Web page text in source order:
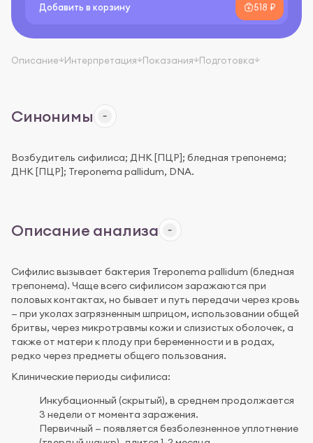
Добавить в корзину 518 ₽
Описание Интерпретация Показания Подготовка
Синонимы
Возбудитель сифилиса; ДНК [ПЦР]; бледная трепонема;
ДНК [ПЦР]; Treponema pallidum, DNA.
Описание анализа
Сифилис вызывает бактерия Treponema pallidum (бледная
трепонема). Чаще всего сифилисом заражаются при
половых контактах, но бывает и путь передачи через кровь
— при уколах загрязненным шприцом, использовании общей
бритвы, через микротравмы кожи и слизистых оболочек, а
также от матери к плоду при беременности и в родах,
редко через предметы общего пользования.
Клинические периоды сифилиса:
Инкубационный (скрытый), в среднем продолжается
3 недели от момента заражения.
Первичный — появляется безболезненное уплотнение